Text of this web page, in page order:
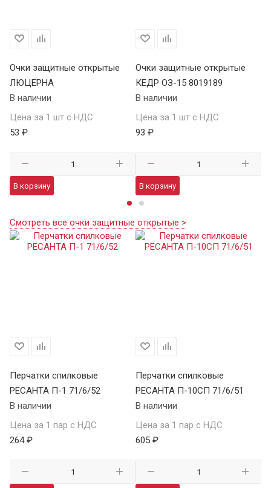
Очки защитные открытые
ЛЮЦЕРНА
В наличии
Цена за 1 шт с НДС
53 ₽
В корзину
Очки защитные открытые
КЕДР ОЗ-15 8019189
В наличии
Цена за 1 шт с НДС
93 ₽
В корзину
Смотреть все очки защитные открытые >
Перчатки спилковые
РЕСАНТА П-1 71/6/52
В наличии
Цена за 1 пар с НДС
264 ₽
Перчатки спилковые
РЕСАНТА П-10СП 71/6/51
В наличии
Цена за 1 пар с НДС
605 ₽